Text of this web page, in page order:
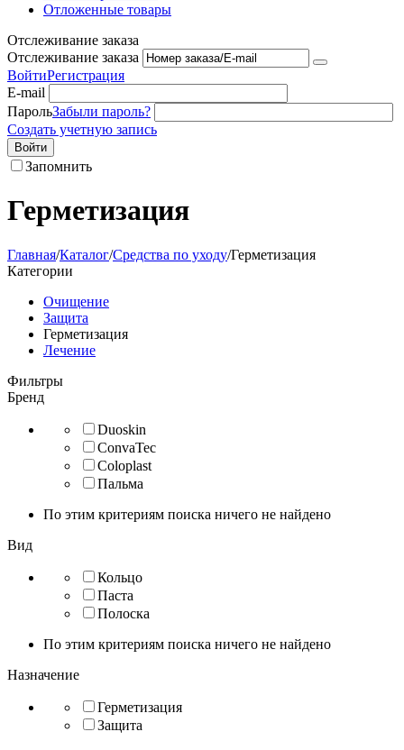
Отложенные товары
Отслеживание заказа
Отслеживание заказа
ВойтиРегистрация
E-mail
ПарольЗабыли пароль?
Создать учетную запись
Войти
Запомнить
Герметизация
Главная/Каталог/Средства по уходу/Герметизация
Категории
Очищение
Защита
Герметизация
Лечение
Фильтры
Бренд
Duoskin
ConvaTec
Coloplast
Пальма
По этим критериям поиска ничего не найдено
Вид
Кольцо
Паста
Полоска
По этим критериям поиска ничего не найдено
Назначение
Герметизация
Защита